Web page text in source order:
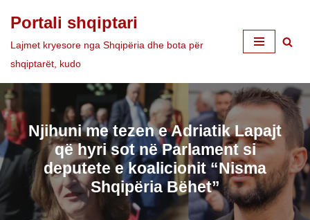
Skip
to
Portali shqiptari
Lajmet kryesore nga Shqipëria dhe bota për
shqiptarët, kudo
Njihuni me tezen e Adriatik Lapajt
që hyri sot në Parlament si
deputete e koalicionit “Nisma
Shqipëria Bëhet”